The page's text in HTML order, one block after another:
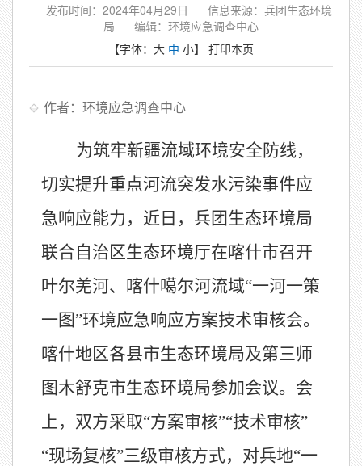
发布时间：2024年04月29日
信息来源：兵团生态环境
局
编辑：环境应急调查中心
【字体： 大 中 小】 打印本页
作者：环境应急调查中心
为筑牢新疆流域环境安全防线，
切实提升重点河流突发水污染事件应
急响应能力， 近日 ，兵团生态环境局
联合自治区生态环境厅在喀什市召开
叶尔羌河、喀什噶尔河流域“一河一策
一图”环境应急响应方案技术审核会。
喀什地区各县市生态环境局及第三师
图木舒克市生态环境局参加会议。会
上，双方采取“方案审核”“技术审核”
“现场复核”三级审核方式，对兵地“一